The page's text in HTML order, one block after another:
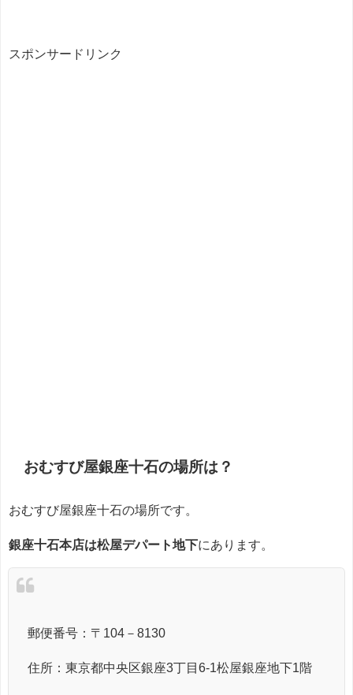
スポンサードリンク
おむすび屋銀座十石の場所は？
おむすび屋銀座十石の場所です。
銀座十石本店は松屋デパート地下にあります。
郵便番号：〒104－8130
住所：東京都中央区銀座3丁目6-1松屋銀座地下1階